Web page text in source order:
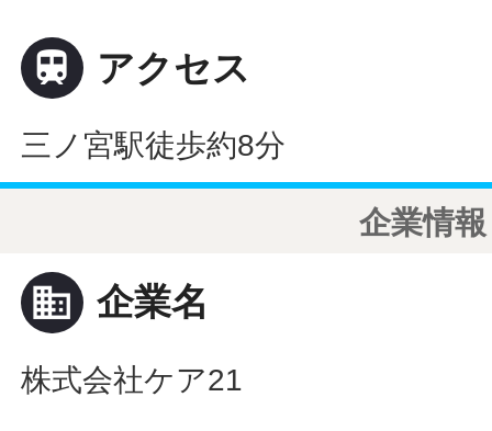
 アクセス
三ノ宮駅徒歩約8分
企業情報
business 企業名
株式会社ケア21